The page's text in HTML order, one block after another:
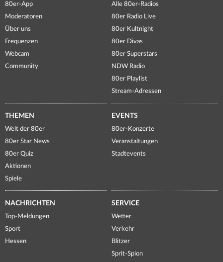
80er-App
Moderatoren
Über uns
Frequenzen
Webcam
Community
Alle 80er-Radios
80er Radio Live
80er Kultnight
80er Divas
80er Superstars
NDW Radio
80er Playlist
Stream-Adressen
THEMEN
Welt der 80er
80er Star News
80er Quiz
Aktionen
Spiele
EVENTS
80er-Konzerte
Veranstaltungen
Stadtevents
NACHRICHTEN
Top-Meldungen
Sport
Hessen
SERVICE
Wetter
Verkehr
Blitzer
Sprit-Spion